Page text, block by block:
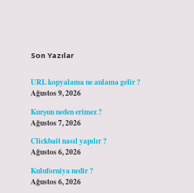
Son Yazılar
URL kopyalama ne anlama gelir ?
Ağustos 9, 2026
Kurşun neden erimez ?
Ağustos 7, 2026
Clickbait nasıl yapılır ?
Ağustos 6, 2026
Kuluforniya nedir ?
Ağustos 6, 2026